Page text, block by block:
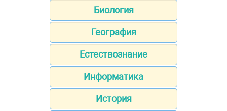
Биология
География
Естествознание
Информатика
История